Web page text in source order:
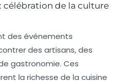
célébration de la culture
des événements
des artisans, des
gastronomie. Ces
la richesse de la cuisine